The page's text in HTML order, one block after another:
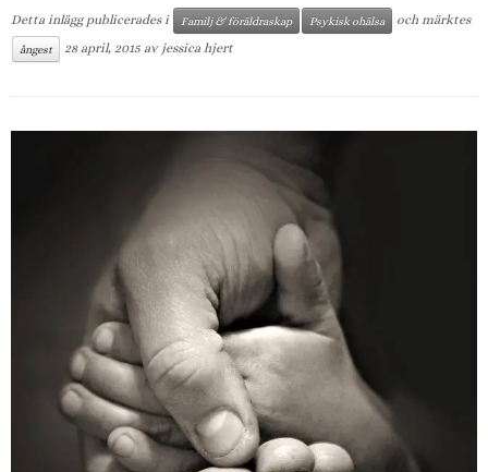
Detta inlägg publicerades i Familj & föräldraskap Psykisk ohälsa och märktes
ångest 28 april, 2015 av jessica hjert